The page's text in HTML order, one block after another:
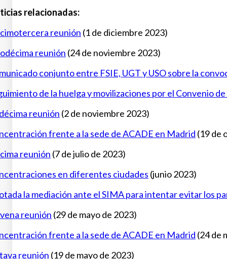
relacionadas:
reunión (1 de diciembre 2023)
reunión (24 de noviembre 2023)
conjunto entre FSIE, UGT y USO sobre la
de la huelga y movilizaciones por el Convenio
reunión (2 de noviembre 2023)
frente a la sede de ACADE en Madrid (19 de
reunión (7 de julio de 2023)
en diferentes ciudades (junio 2023)
la mediación ante el SIMA para intentar evitar los
reunión (29 de mayo de 2023)
frente a la sede de ACADE en Madrid (24 de
reunión (19 de mayo de 2023)